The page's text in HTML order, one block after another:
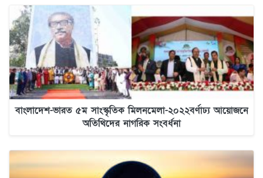
বাংলাদেশ-ভারত ৫ম সাংস্কৃতিক মিলনমেলা-২০২২বর্ণাঢ্য আয়োজনে
অতিথিদের নাগরিক সংবর্ধনা